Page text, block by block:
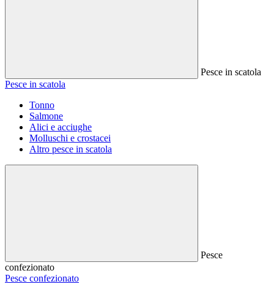
Pesce in scatola
Pesce in scatola
Tonno
Salmone
Alici e acciughe
Molluschi e crostacei
Altro pesce in scatola
Pesce
confezionato
Pesce confezionato